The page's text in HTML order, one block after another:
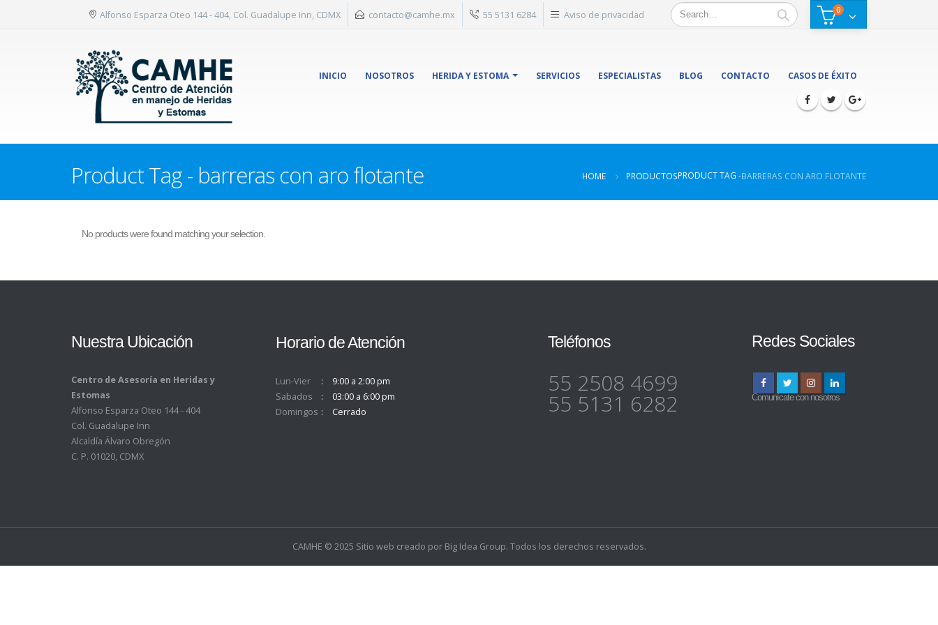
Alfonso Esparza Oteo 144 - 404, Col. Guadalupe Inn, CDMX contacto@camhe.mx 55 5131 6284 Aviso de privacidad 0
INICIO NOSOTROS HERIDA Y ESTOMA SERVICIOS ESPECIALISTAS BLOG CONTACTO CASOS DE ÉXITO
Product Tag - barreras con aro flotante HOME PRODUCTOSPRODUCT TAG -BARRERAS CON ARO FLOTANTE
No products were found matching your selection.
Nuestra Ubicación
Centro de Asesoría en Heridas y
Estomas
Alfonso Esparza Oteo 144 - 404
Col. Guadalupe Inn
Alcaldía Álvaro Obregón
C. P. 01020, CDMX
Horario de Atención
Lun-Vier
9:00 a 2:00 pm
Sabados
03:00 a 6:00 pm
Domingos
Cerrado
Teléfonos
55 2508 4699
55 5131 6282
Redes Sociales
Comunícate con nosotros
CAMHE © 2025 Sitio web creado por Big Idea Group. Todos los derechos reservados.